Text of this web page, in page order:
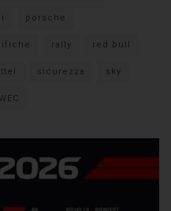
porsche
rally red bull
sicurezza sky
WEC